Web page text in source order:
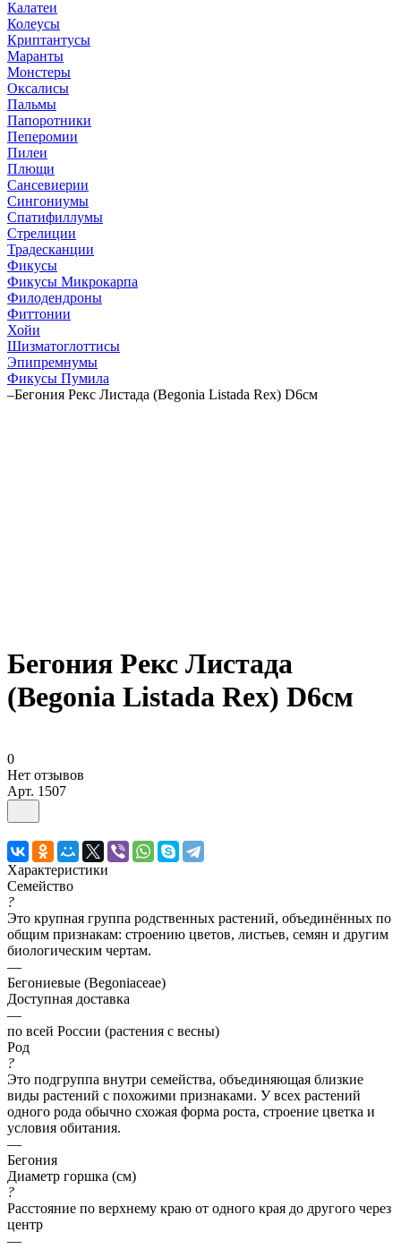
Калатеи
Колеусы
Криптантусы
Маранты
Монстеры
Оксалисы
Пальмы
Папоротники
Пеперомии
Пилеи
Плющи
Сансевиерии
Сингониумы
Спатифиллумы
Стрелиции
Традесканции
Фикусы
Фикусы Микрокарпа
Филодендроны
Фиттонии
Хойи
Шизматоглоттисы
Эпипремнумы
Фикусы Пумила
–Бегония Рекс Листада (Begonia Listada Rex) D6см
Бегония Рекс Листада
(Begonia Listada Rex) D6см
0
Нет отзывов
Арт. 1507
Характеристики
Семейство
?
Это крупная группа родственных растений, объединённых по
общим признакам: строению цветов, листьев, семян и другим
биологическим чертам.
—
Бегониевые (Begoniaceae)
Доступная доставка
—
по всей России (растения с весны)
Род
?
Это подгруппа внутри семейства, объединяющая близкие
виды растений с похожими признаками. У всех растений
одного рода обычно схожая форма роста, строение цветка и
условия обитания.
—
Бегония
Диаметр горшка (см)
?
Расстояние по верхнему краю от одного края до другого через
центр
—